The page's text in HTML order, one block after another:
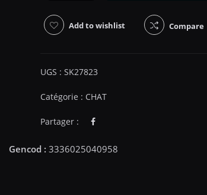
Add to wishlist Compare
UGS : SK27823
Catégorie : CHAT
Partager :